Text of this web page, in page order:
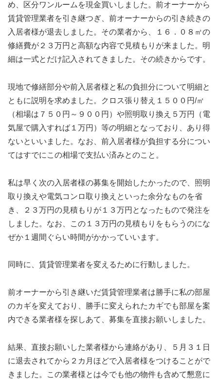
め、区分ワンルームを現金買いしました。前オーナーから
賃貸管理業者を引き継つぎ、前オーナーからの引き続きの
入居者様が退去しました。その業者から、１６．０８㎡の
修繕費が２３万円と高額な内容で見積もりが来ました。明
細は一式とだけ記入されてきました。その続きからです。
現地で修繕部分や前入居者様と私の負担分について明細と
ともに説明を求めました。クロス張り替え１５００円/㎡
（相場は７５０円～９００円）や照明取り換え５万円（電
気屋で購入すれば１万円）等の明細となっており、あり得
ないといいました。なお、前入居者様が負担する分につい
てはすでにこの相場で支払い済みとのこと。
私は早く次の入居者様の募集を開始したかったので、照明
取り換えや電気コンロ取り換えといった余分なものを省
き、２３万円の見積もりが１３万円となったもので発注を
しました。なお、この１３万円の見積もりをもらうのにな
ぜか１週間ぐらい時間がかかっていいます。
同時に、賃貸管理業者を変えるために行動しました。
前オーナーから引き継いだ賃貸管理業者は勝手に私の部屋
のカギを変えており、勝手に変えられたカギでも部屋を案
内できる業者様を探しあて、募集を直接お願いしました。
結果、直接お願いした業者様から連絡があり、５月３１日
に退去されてから２カ月ほどで入居者様をつけることがで
きました。この業者様とは今でも他の物件も含めて懇意に